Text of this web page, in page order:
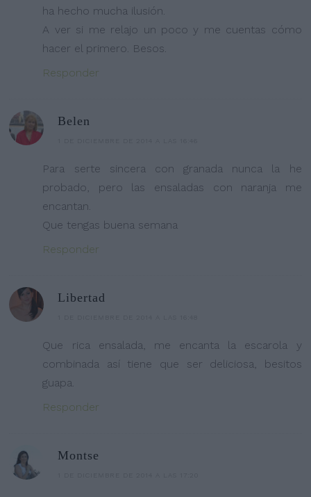
ha hecho mucha ilusión.
A ver si me relajo un poco y me cuentas cómo
hacer el primero. Besos.
Responder
Belen
Para serte sincera con granada nunca la he
probado, pero las ensaladas con naranja me
encantan.
Que tengas buena semana
Responder
Libertad
Que rica ensalada, me encanta la escarola y
combinada así tiene que ser deliciosa, besitos
guapa.
Responder
Montse